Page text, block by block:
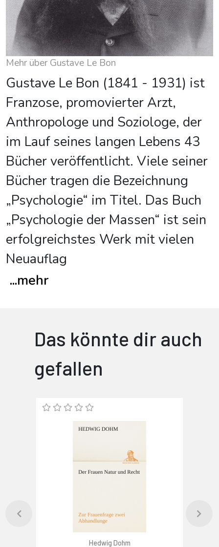
Mehr über Gustave Le Bon
Gustave Le Bon (1841 - 1931) ist
Franzose, promovierter Arzt,
Anthropologe und Soziologe, der
im Lauf seines langen Lebens 43
Bücher veröffentlicht. Viele seiner
Bücher tragen die Bezeichnung
„Psychologie“ im Titel. Das Buch
„Psychologie der Massen“ ist sein
erfolgreichstes Werk mit vielen
Neuauflag
...mehr
Das könnte dir auch
gefallen
Hedwig Dohm